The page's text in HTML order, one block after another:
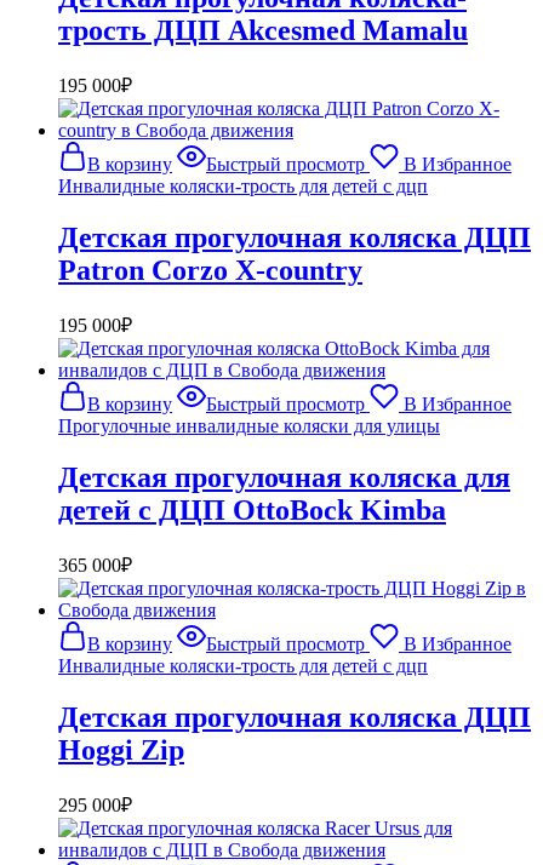
трость ДЦП Akcesmed Mamalu
195 000₽
В корзину Быстрый просмотр
В Избранное
Инвалидные коляски-трость для детей с дцп
Детская прогулочная коляска ДЦП
Patron Corzo X-country
195 000₽
В корзину Быстрый просмотр
В Избранное
Прогулочные инвалидные коляски для улицы
Детская прогулочная коляска для
детей с ДЦП OttoBock Kimba
365 000₽
В корзину Быстрый просмотр
В Избранное
Инвалидные коляски-трость для детей с дцп
Детская прогулочная коляска ДЦП
Hoggi Zip
295 000₽